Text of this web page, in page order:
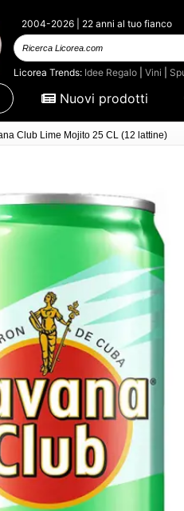
2004-2026 | 22 anni al tuo fianco
Ricerca Licorea.com
Licorea Trends: Idee Regalo| Vini
Nuovi prodotti
Club Lime Mojito 25 CL (12 lattine)